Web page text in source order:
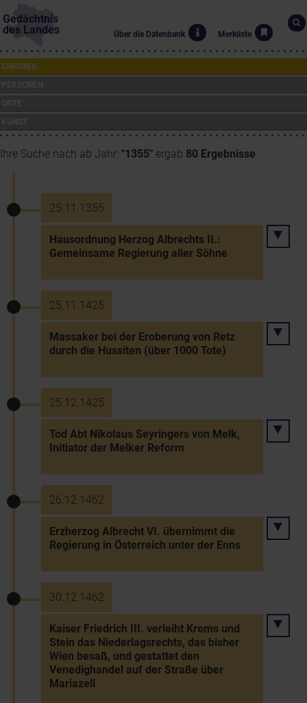
Gedächtnis
des Landes
Über die Datenbank Merkliste
CHRONIK
Ihre Suche nach ab Jahr: "1355" ergab 80 Ergebnisse.
25.11.1355
Hausordnung Herzog Albrechts II.:
Gemeinsame Regierung aller Söhne
25.11.1425
Massaker bei der Eroberung von Retz
durch die Hussiten (über 1000 Tote)
25.12.1425
Tod Abt Nikolaus Seyringers von Melk,
Initiator der Melker Reform
26.12.1462
Erzherzog Albrecht VI. übernimmt die
Regierung in Österreich unter der Enns
30.12.1462
Kaiser Friedrich III. verleiht Krems und
Stein das Niederlagsrechts, das bisher
Wien besaß, und gestattet den
Venedighandel auf der Straße über
Mariazell